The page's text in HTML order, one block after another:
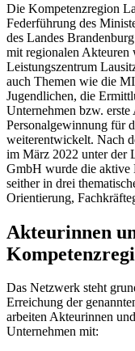
Die Kompetenzregion
Federführung des
des Landes
mit regionalen Akteuren
Leistungszentrum
auch Themen wie die
Jugendlichen, die
Unternehmen bzw.
Personalgewinnung für
weiterentwickelt. Nach
im März 2022 unter der
GmbH wurde die aktive
seither in drei
Orientierung,
Akteurinnen
Das Netzwerk steht
Erreichung der
arbeiten Akteurinnen
Unternehmen mit: